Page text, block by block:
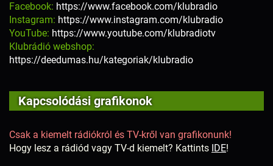
Facebook: https://www.facebook.com/klubradio
Instagram: https://www.instagram.com/klubradio
YouTube: https://www.youtube.com/klubradiotv
Klubrádió webshop:
https://deedumas.hu/kategoriak/klubradio
Kapcsolódási grafikonok
Csak a kiemelt rádiókról és TV-kről van grafikonunk!
Hogy lesz a rádiód vagy TV-d kiemelt? Kattints IDE!